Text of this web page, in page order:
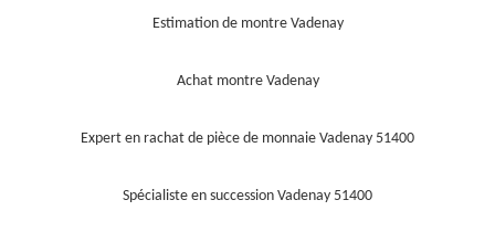
Estimation de montre Vadenay
Achat montre Vadenay
Expert en rachat de pièce de monnaie Vadenay 51400
Spécialiste en succession Vadenay 51400